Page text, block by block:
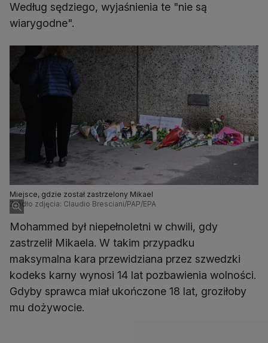
Według sędziego, wyjaśnienia te "nie są
wiarygodne".
Miejsce, gdzie został zastrzelony Mikael
Źródło zdjęcia: Claudio Bresciani/PAP/EPA
Mohammed był niepełnoletni w chwili, gdy
zastrzelił Mikaela. W takim przypadku
maksymalna kara przewidziana przez szwedzki
kodeks karny wynosi 14 lat pozbawienia wolności.
Gdyby sprawca miał ukończone 18 lat, groziłoby
mu dożywocie.